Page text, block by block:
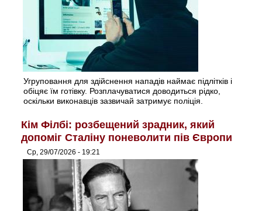
Угруповання для здійснення нападів наймає підлітків і
обіцяє їм готівку. Розплачуватися доводиться рідко,
оскільки виконавців зазвичай затримує поліція.
Кім Філбі: розбещений зрадник, який
допоміг Сталіну поневолити пів Європи
Ср, 29/07/2026 - 19:21